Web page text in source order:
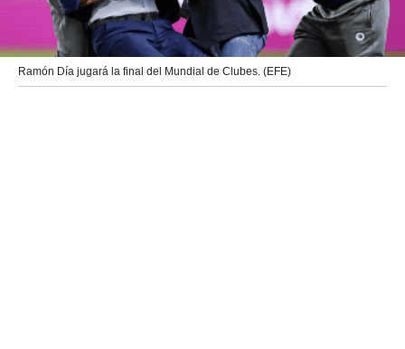
Ramón Día jugará la final del Mundial de Clubes. (EFE)